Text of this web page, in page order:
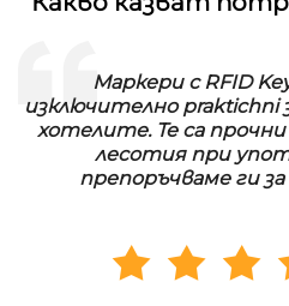
Маркери с RFID
изключително
хотелите. Те са
лесотия при
препоръчваме ги